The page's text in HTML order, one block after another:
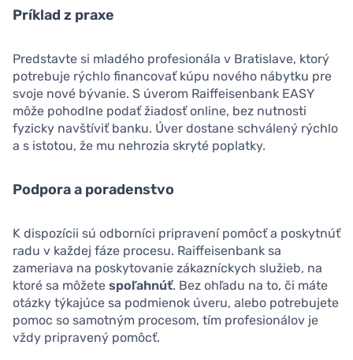
Príklad z praxe
Predstavte si mladého profesionála v Bratislave, ktorý
potrebuje rýchlo financovať kúpu nového nábytku pre
svoje nové bývanie. S úverom Raiffeisenbank EASY
môže pohodlne podať žiadosť online, bez nutnosti
fyzicky navštíviť banku. Úver dostane schválený rýchlo
a s istotou, že mu nehrozia skryté poplatky.
Podpora a poradenstvo
K dispozícii sú odborníci pripravení pomôcť a poskytnúť
radu v každej fáze procesu. Raiffeisenbank sa
zameriava na poskytovanie zákazníckych služieb, na
ktoré sa môžete spoľahnúť. Bez ohľadu na to, či máte
otázky týkajúce sa podmienok úveru, alebo potrebujete
pomoc so samotným procesom, tím profesionálov je
vždy pripravený pomôcť.